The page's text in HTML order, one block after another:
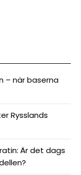
– när baserna
Rysslands
Är det dags